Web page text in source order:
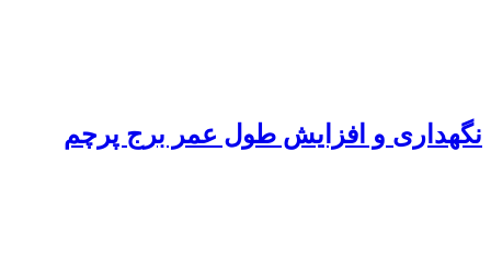
نگهداری و افزایش طول عمر برج پرچم